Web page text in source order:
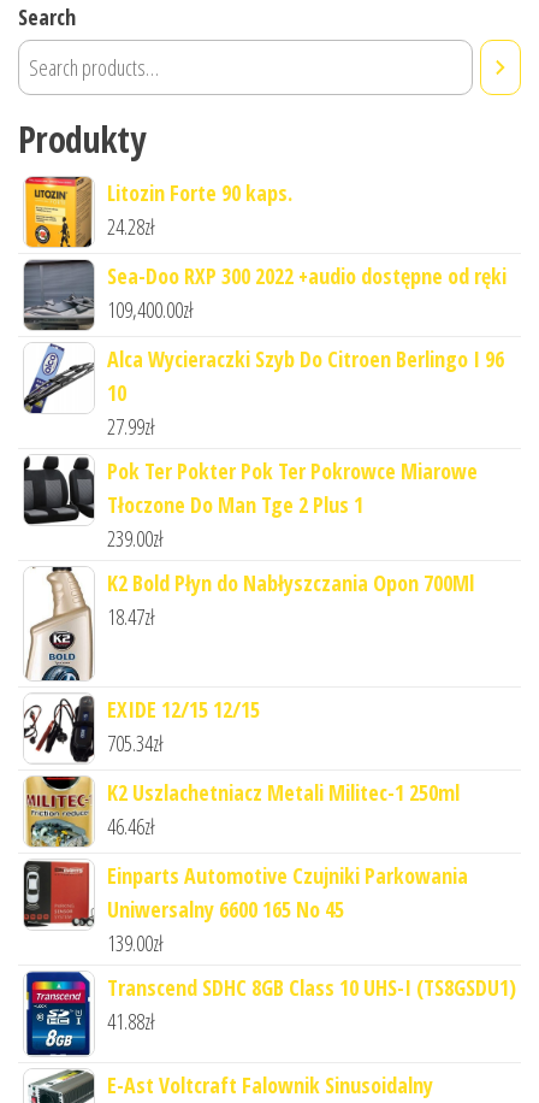
Search
Produkty
Litozin Forte 90 kaps.
24.28zł
Sea-Doo RXP 300 2022 +audio dostępne od ręki
109,400.00zł
Alca Wycieraczki Szyb Do Citroen Berlingo I 96
10
27.99zł
Pok Ter Pokter Pok Ter Pokrowce Miarowe
Tłoczone Do Man Tge 2 Plus 1
239.00zł
K2 Bold Płyn do Nabłyszczania Opon 700Ml
18.47zł
EXIDE 12/15 12/15
705.34zł
K2 Uszlachetniacz Metali Militec-1 250ml
46.46zł
Einparts Automotive Czujniki Parkowania
Uniwersalny 6600 165 No 45
139.00zł
Transcend SDHC 8GB Class 10 UHS-I (TS8GSDU1)
41.88zł
E-Ast Voltcraft Falownik Sinusoidalny